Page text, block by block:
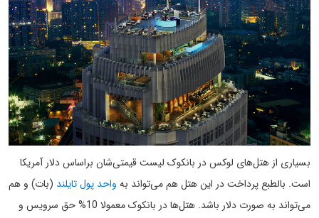
بسیاری از هتل‌های لوکس در بانکوک لیست قیمتی‌شان براساس دلار آمریکا
است. بالطبع پرداخت در این هتل هم می‌تواند به واحد پول تایلند (بات) و هم
می‌تواند به صورت دلار باشد. هتل‌ها در بانکوک معمولا 10% حق سرویس و